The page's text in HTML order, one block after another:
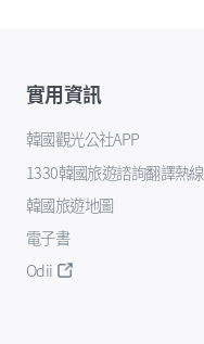
實用資訊
韓國觀光公社APP
1330韓國旅遊諮詢翻譯熱線
韓國旅遊地圖
電子書
Odii